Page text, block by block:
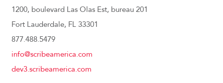
1200, boulevard Las Olas Est, bureau 201
Fort Lauderdale, FL 33301
877.488.5479
info@scribeamerica.com
dev3.scribeamerica.com